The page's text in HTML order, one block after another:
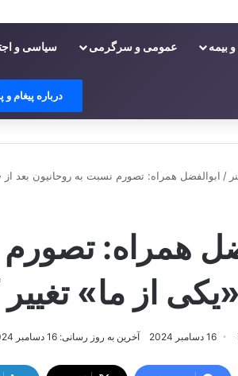
بیمه عمومی و سرگرمی سیاسی و
درباره پیغام و
/ ابوالفضل همراه: تصورم نسبت به روحانیون بعد از
همراه:
از ما»
16 دسامبر 2024 آخرین به روز رسانی: 16 دسامبر 2024